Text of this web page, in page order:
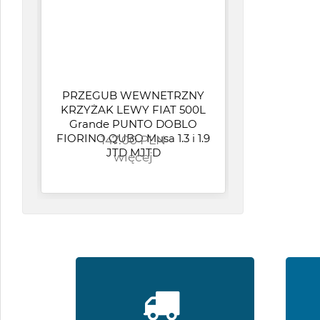
PRZEGUB WEWNETRZNY
KRZYŻAK LEWY FIAT 500L
Grande PUNTO DOBLO
FIORINO QUBO Musa 1.3 i 1.9
JTD MJTD
147.00 PLN
więcej